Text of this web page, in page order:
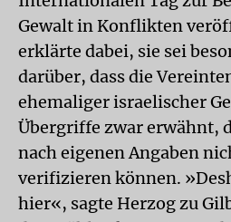
Gewalt in Konflikten
erklärte dabei, sie sei
darüber, dass die
ehemaliger israelischer
Übergriffe zwar erwähnt,
nach eigenen Angaben
verifizieren können.
hier«, sagte Herzog zu